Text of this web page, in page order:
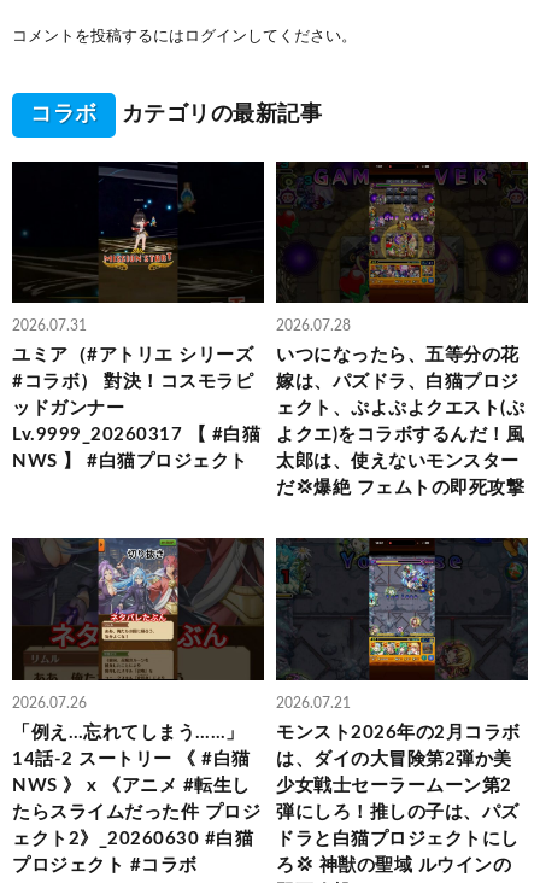
コメントを投稿するには ログイン してください。
コラボ カテゴリの最新記事
2026.07.31
ユミア（#アトリエ シリーズ
#コラボ） 對決！コスモラピ
ッドガンナー
Lv.9999_20260317 【 #白猫
NWS 】 #白猫プロジェクト
2026.07.28
いつになったら、五等分の花
嫁は、パズドラ、白猫プロジ
ェクト、ぷよぷよクエスト(ぷ
よクエ)をコラボするんだ！風
太郎は、使えないモンスター
だ💢爆絶 フェムトの即死攻撃
2026.07.26
「例え…忘れてしまう……」
14話-2 スートリー 《 #白猫
NWS 》 x 《アニメ #転生し
たらスライムだった件 プロジ
ェクト2》_20260630 #白猫
プロジェクト #コラボ
2026.07.21
モンスト2026年の2月コラボ
は、ダイの大冒険第2弾か美
少女戦士セーラームーン第2
弾にしろ！推しの子は、パズ
ドラと白猫プロジェクトにし
ろ💢 神獣の聖域 ルウインの